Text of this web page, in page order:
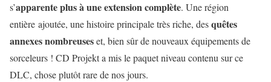
s’apparente plus à une extension complète. Une région
entière ajoutée, une histoire principale très riche, desquêtes
annexes nombreuseset, bien sûr de nouveaux équipements de
sorceleurs ! CD Projekt a mis le paquet niveau contenu sur ce
DLC, chose plutôt rare de nos jours.